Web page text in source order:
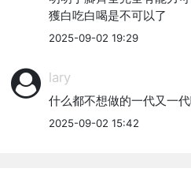
獲白吃白喝是不可以了
2025-09-02 19:29
lary
什么都不想做的一代又一
2025-09-02 15:42